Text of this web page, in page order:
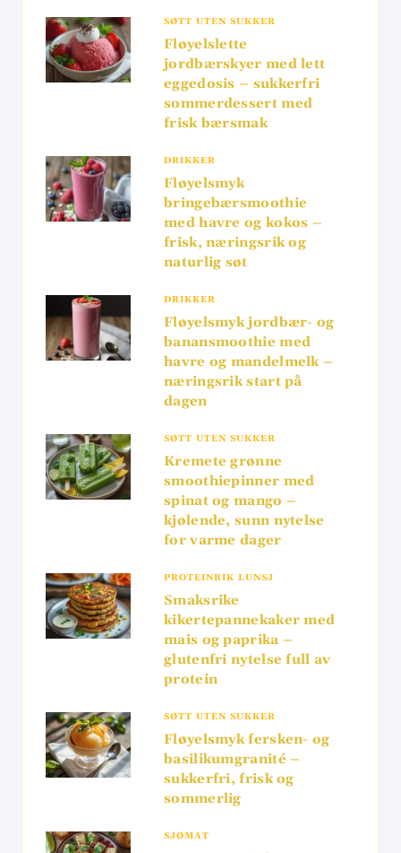
SØTT UTEN SUKKER
Fløyelslette
jordbærskyer med lett
eggedosis – sukkerfri
sommerdessert med
frisk bærsmak
DRIKKER
Fløyelsmyk
bringebærsmoothie
med havre og kokos –
frisk, næringsrik og
naturlig søt
DRIKKER
Fløyelsmyk jordbær- og
banansmoothie med
havre og mandelmelk –
næringsrik start på
dagen
SØTT UTEN SUKKER
Kremete grønne
smoothiepinner med
spinat og mango –
kjølende, sunn nytelse
for varme dager
PROTEINRIK LUNSJ
Smaksrike
kikertepannekaker med
mais og paprika –
glutenfri nytelse full av
protein
SØTT UTEN SUKKER
Fløyelsmyk fersken- og
basilikumgranité –
sukkerfri, frisk og
sommerlig
SJØMAT